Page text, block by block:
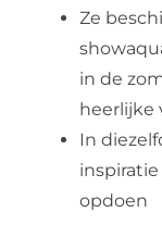
Ze
in de
heerlijke
In
opdoen